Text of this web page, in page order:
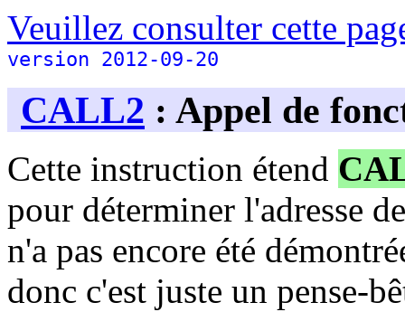
Veuillez consulter cette
version 2012-09-20
CALL2 : Appel de
Cette instruction étend
pour déterminer l'adresse
n'a pas encore été
donc c'est juste un pense-